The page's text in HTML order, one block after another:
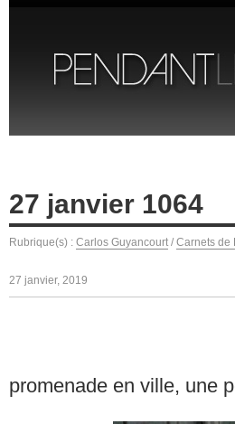
27 janvier 1064
Rubrique(s) : Carlos Guyancourt / Carnets de
27 janvier, 2019
promenade en ville, une